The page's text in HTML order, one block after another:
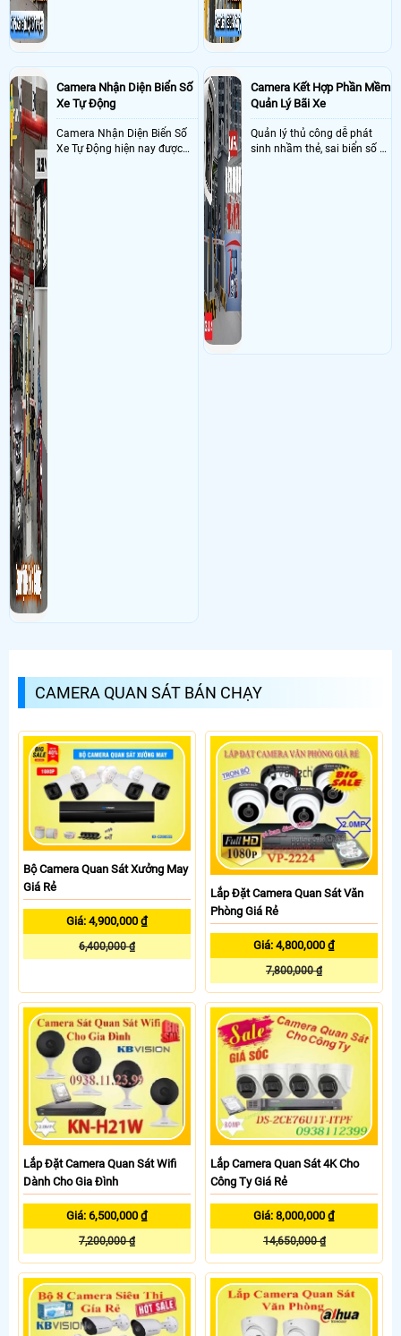
đặt camera Thôn Ngọc Đà, Thôn Ngọc Đà, X.Tân Quang, H.Văn Lâm,
T.Hưng Yên, Sử dụng
Dịch vụ camera quan sátĐầu ghi hình IP 4 Kênh
KX-A8124N2 : 1 cái ,Camera DH-H5D-5F : 1 cái, 1 ổ cứng 500GB ( kiệt
- Khách Lắp Camera HỘ KINH DOANH TIỆM BEE VIỆT NAM
đặt camera Số 89, Huyện lộ 91, Tổ 7A, Khu phố Mỹ Lợi, Phường Mỹ
Phong, Tỉnh Đồng Tháp Sử dụng
Dịch vụ camera quan sát Đầu ghi hình
KTS 16 kênh (KX-A4K8116N3-VN) : 1 CÁI, Ổ CỨNG TOSHIBA 4TB : 1 cái
,Camera quan sát DH-H5D-5F : 2 cái, Thiết bị switch LS1008G hiệu TP-
LINK : 1 cái, chân đế thả trần : 2 cái, phần mềm online 1tr/năm/2 bàn
Camera Nhận Diện Biển Số
Xe Tự Động
Camera Nhận Diện Biển Số
Xe Tự Động hiện nay được
Camera Kết Hợp Phần Mềm
Quản Lý Bãi Xe
Quản lý thủ công dễ phát
sinh nhầm thẻ, sai biển số và
CAMERA QUAN SÁT BÁN CHẠY
Bộ Camera Quan Sát Xưởng May
Giá Rẻ
Giá: 4,900,000 ₫
6,400,000 ₫
Lắp Đặt Camera Quan Sát Văn
Phòng Giá Rẻ
Giá: 4,800,000 ₫
7,800,000 ₫
Lắp Đặt Camera Quan Sát Wifi
Dành Cho Gia Đình
Giá: 6,500,000 ₫
7,200,000 ₫
Lắp Camera Quan Sát 4K Cho
Công Ty Giá Rẻ
Giá: 8,000,000 ₫
14,650,000 ₫